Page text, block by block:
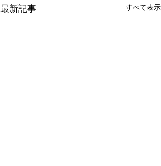
最新記事 すべて表示